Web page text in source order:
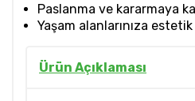
Paslanma ve kararmaya
Yaşam alanlarınıza
Ürün Açıklaması